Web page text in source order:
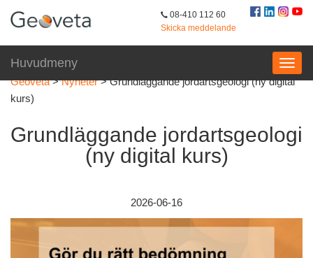
08-410 112 60
Skicka meddelande
Huvudmeny
Geoveta>Nyheter>Grundläggande jordartsgeologi (ny digital
kurs)
Grundläggande jordartsgeologi
(ny digital kurs)
2026-06-16